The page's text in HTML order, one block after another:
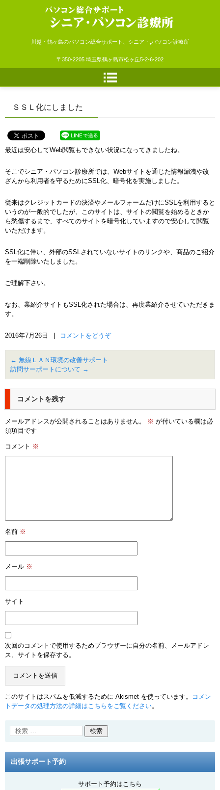
シニア・パソコン診療所
川越・鶴ヶ島のパソコン総合サポート、シニア・,パソコン診療所
〒350-2205 埼玉県鶴ヶ島市松ヶ丘5-2-6-202
ＳＳＬ化にしました
最近は安心してWeb閲覧もできない状況になってきましたね。
そこでシニア・パソコン診療所では、Webサイトを通じた情報漏洩や改
ざんから利用者を守るためにSSL化、暗号化を実施しました。
従来はクレジットカードの決済やメールフォームだけにSSLを利用すると
いうのが一般的でしたが、このサイトは、サイトの閲覧を始めるときか
ら愁傷するまで、すべてのサイトを暗号化していますので安心して閲覧
いただけます。
SSL化に伴い、外部のSSLされていないサイトのリンクや、商品のご紹介
を一端削除いたしました。
ご理解下さい。
なお、業紹介サイトもSSL化された場合は、再度業紹介させていただきま
す。
2016年7月26日 コメントをどうぞ
← 無線ＬＡＮ環境の改善サポート
訪問サーポートについて →
コメントを残す
メールアドレスが公開されることはありません。 ※ が付いている欄は必
須項目です
コメント ※
名前 ※
メール ※
サイト
次回のコメントで使用するためブラウザーに自分の名前、メールアドレ
ス、サイトを保存する。
このサイトはスパムを低減するために Akismet を使っています。
コメン
トデータの処理方法の詳細はこちらをご覧ください。
出張サポート予約
サポート予約はこちら